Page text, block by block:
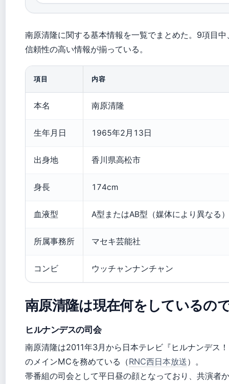
南原清隆に関する基本情報を一覧でまとめた。9項目中
信頼性の高い情報が揃っている。
項目 内容
本名 南原清隆
生年月日 1965年2月13日
出身地 香川県高松市
身長 174cm
血液型 A型またはAB型（媒体により異なる）
所属事務所 マセキ芸能社
コンビ ウッチャンナンチャン
南原清隆は現在何をしているの
ヒルナンデスの司会
南原清隆は2011年3月から日本テレビ『ヒルナンデス
のメインMCを務めている（RNC西日本放送）。
帯番組の司会として平日昼の顔となっており、共演者